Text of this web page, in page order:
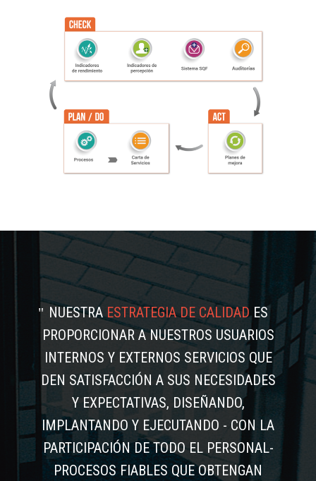
NUESTRAESTRATEGIA DE CALIDADES
PROPORCIONAR A NUESTROS USUARIOS
INTERNOS Y EXTERNOS SERVICIOS QUE
DEN SATISFACCIÓN A SUS NECESIDADES
Y EXPECTATIVAS, DISEÑANDO,
IMPLANTANDO Y EJECUTANDO - CON LA
PARTICIPACIÓN DE TODO EL PERSONAL-
PROCESOS FIABLES QUE OBTENGAN